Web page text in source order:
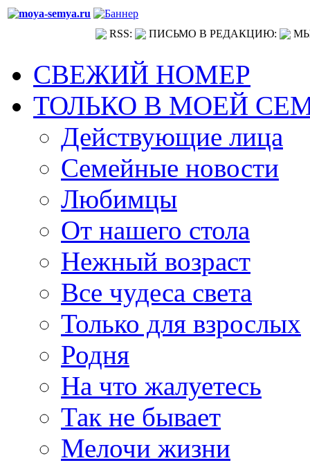
RSS: ПИСЬМО В РЕДАКЦИЮ:
СВЕЖИЙ НОМЕР
ТОЛЬКО В МОЕЙ
Действующие лица
Семейные новости
Любимцы
От нашего стола
Нежный возраст
Все чудеса света
Только для взрослых
Родня
На что жалуетесь
Так не бывает
Мелочи жизни